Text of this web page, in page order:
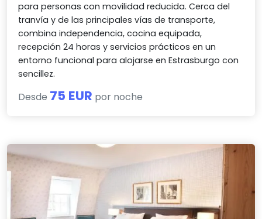
para personas con movilidad reducida. Cerca del
tranvía y de las principales vías de transporte,
combina independencia, cocina equipada,
recepción 24 horas y servicios prácticos en un
entorno funcional para alojarse en Estrasburgo con
sencillez.
Desde 75 EUR por noche